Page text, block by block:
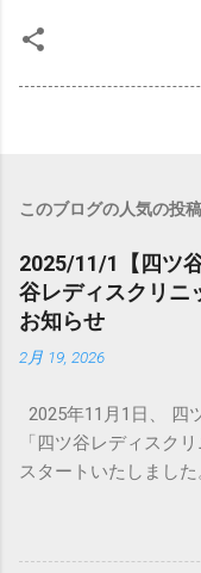
このブログの人気の投稿
2025/11/1【四ツ
谷レディスクリニ
お知らせ
2月 19, 2026
2025年11月1日、 四
「四ツ谷レディスク
スタートいたしまし
設し、 女性のこころ
整えました。 なお、